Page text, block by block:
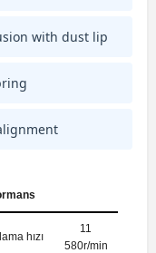
with dust lip
hızı
11
580r/min